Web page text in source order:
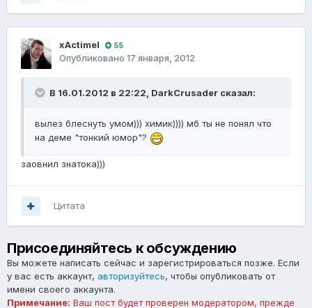
xActimel 55
Опубликовано 17 января, 2012
В 16.01.2012 в 22:22, DarkCrusader сказал:
вылез блеснуть умом))) химик)))) мб ты не понял что
на деме "тонкий юмор"?
заовнил знатока)))
Цитата
Присоединяйтесь к обсуждению
Вы можете написать сейчас и зарегистрироваться позже. Если
у вас есть аккаунт, авторизуйтесь, чтобы опубликовать от
имени своего аккаунта.
Примечание: Ваш пост будет проверен модератором, прежде